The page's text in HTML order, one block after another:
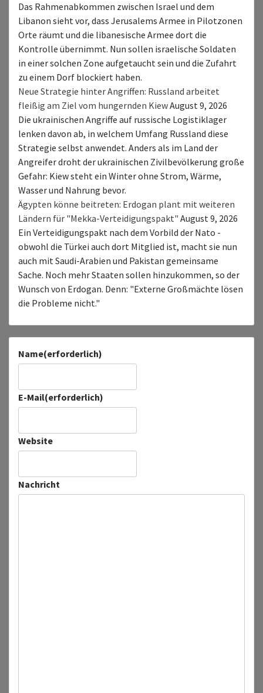
Das Rahmenabkommen zwischen Israel und dem
Libanon sieht vor, dass Jerusalems Armee in Pilotzonen
Orte räumt und die libanesische Armee dort die
Kontrolle übernimmt. Nun sollen israelische Soldaten
in einer solchen Zone aufgetaucht sein und die Zufahrt
zu einem Dorf blockiert haben.
Neue Strategie hinter Angriffen: Russland arbeitet
fleißig am Ziel vom hungernden KiewAugust 9, 2026
Die ukrainischen Angriffe auf russische Logistiklager
lenken davon ab, in welchem Umfang Russland diese
Strategie selbst anwendet. Anders als im Land der
Angreifer droht der ukrainischen Zivilbevölkerung große
Gefahr: Kiew steht ein Winter ohne Strom, Wärme,
Wasser und Nahrung bevor.
Ägypten könne beitreten: Erdogan plant mit weiteren
Ländern für "Mekka-Verteidigungspakt" August 9, 2026
Ein Verteidigungspakt nach dem Vorbild der Nato -
obwohl die Türkei auch dort Mitglied ist, macht sie nun
auch mit Saudi-Arabien und Pakistan gemeinsame
Sache. Noch mehr Staaten sollen hinzukommen, so der
Wunsch von Erdogan. Denn: "Externe Großmächte lösen
die Probleme nicht."
Name(erforderlich)
E-Mail(erforderlich)
Website
Nachricht